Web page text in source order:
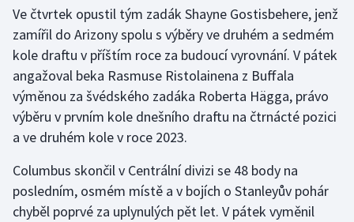
Ve čtvrtek opustil tým zadák Shayne Gostisbehere, jenž
zamířil do Arizony spolu s výběry ve druhém a sedmém
kole draftu v příštím roce za budoucí vyrovnání. V pátek
angažoval beka Rasmuse Ristolainena z Buffala
výměnou za švédského zadáka Roberta Hägga, právo
výběru v prvním kole dnešního draftu na čtrnácté pozici
a ve druhém kole v roce 2023.
Columbus skončil v Centrální divizi se 48 body na
posledním, osmém místě a v bojích o Stanleyův pohár
chyběl poprvé za uplynulých pět let. V pátek vyměnil